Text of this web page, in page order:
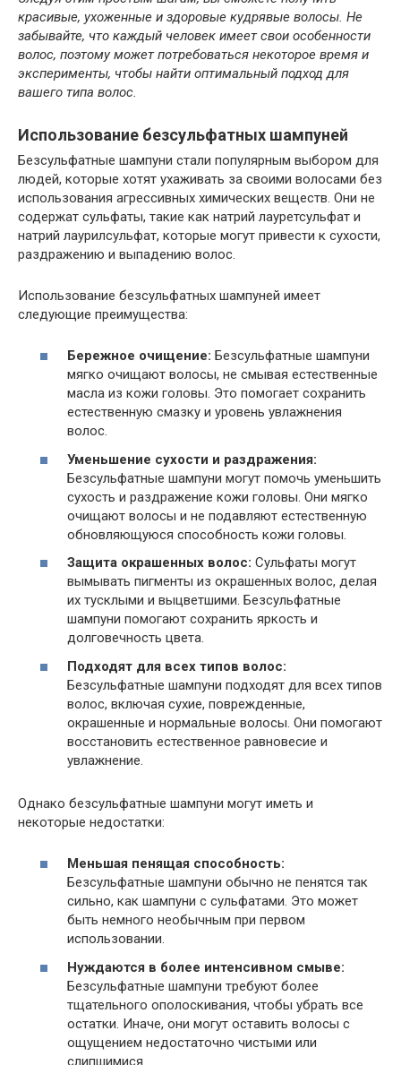
красивые, ухоженные и здоровые кудрявые волосы. Не
забывайте, что каждый человек имеет свои особенности
волос, поэтому может потребоваться некоторое время и
эксперименты, чтобы найти оптимальный подход для
вашего типа волос.
Использование безсульфатных шампуней
Безсульфатные шампуни стали популярным выбором для
людей, которые хотят ухаживать за своими волосами без
использования агрессивных химических веществ. Они не
содержат сульфаты, такие как натрий лауретсульфат и
натрий лаурилсульфат, которые могут привести к сухости,
раздражению и выпадению волос.
Использование безсульфатных шампуней имеет
следующие преимущества:
Бережное очищение: Безсульфатные шампуни
мягко очищают волосы, не смывая естественные
масла из кожи головы. Это помогает сохранить
естественную смазку и уровень увлажнения
волос.
Уменьшение сухости и раздражения:
Безсульфатные шампуни могут помочь уменьшить
сухость и раздражение кожи головы. Они мягко
очищают волосы и не подавляют естественную
обновляющуюся способность кожи головы.
Защита окрашенных волос: Сульфаты могут
вымывать пигменты из окрашенных волос, делая
их тусклыми и выцветшими. Безсульфатные
шампуни помогают сохранить яркость и
долговечность цвета.
Подходят для всех типов волос:
Безсульфатные шампуни подходят для всех типов
волос, включая сухие, поврежденные,
окрашенные и нормальные волосы. Они помогают
восстановить естественное равновесие и
увлажнение.
Однако безсульфатные шампуни могут иметь и
некоторые недостатки:
Меньшая пенящая способность:
Безсульфатные шампуни обычно не пенятся так
сильно, как шампуни с сульфатами. Это может
быть немного необычным при первом
использовании.
Нуждаются в более интенсивном смыве:
Безсульфатные шампуни требуют более
тщательного ополоскивания, чтобы убрать все
остатки. Иначе, они могут оставить волосы с
ощущением недостаточно чистыми или
слипшимися.